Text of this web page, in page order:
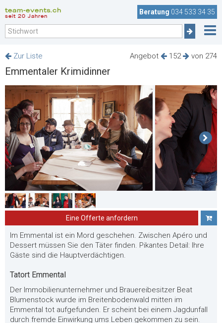
team-events.ch
seit 20 Jahren
Beratung 034 533 34 35
Angebot 152 von 274
Zur Liste
Emmentaler Krimidinner
Eine Offerte anfordern
Im Emmental ist ein Mord geschehen. Zwischen Apéro und
Dessert müssen Sie den Täter finden. Pikantes Detail: Ihre
Gäste sind die Hauptverdächtigen.
Tatort Emmental
Der Immobilienunternehmer und Brauereibesitzer Beat
Blumenstock wurde im Breitenbodenwald mitten im
Emmental tot aufgefunden. Er scheint bei einem Jagdunfall
durch fremde Einwirkung ums Leben gekommen zu sein.